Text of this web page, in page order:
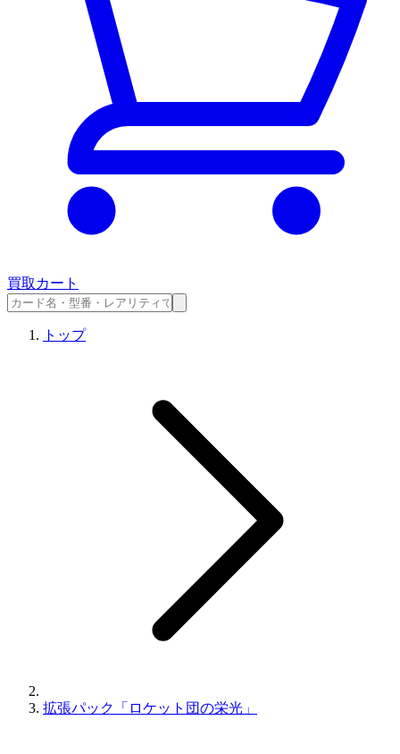
買取カート
トップ
拡張パック「ロケット団の栄光」